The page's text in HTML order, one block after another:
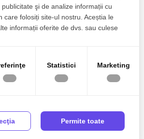
– Vile finalizate cu
mediteranean - Casa F
şi de analize informații cu
care folosiți site-ul nostru. Aceștia le
informații oferite de dvs. sau culese
Statistici Marketing
Permite toate